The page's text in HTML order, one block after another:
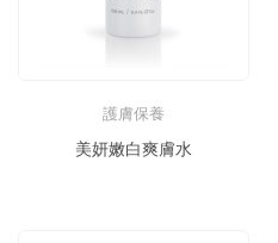
護膚保養
美妍嫩白爽膚水